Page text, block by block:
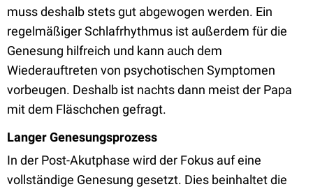
muss deshalb stets gut abgewogen werden. Ein
regelmäßiger Schlafrhythmus ist außerdem für die
Genesung hilfreich und kann auch dem
Wiederauftreten von psychotischen Symptomen
vorbeugen. Deshalb ist nachts dann meist der Papa
mit dem Fläschchen gefragt.
Langer Genesungsprozess
In der Post-Akutphase wird der Fokus auf eine
vollständige Genesung gesetzt. Dies beinhaltet die